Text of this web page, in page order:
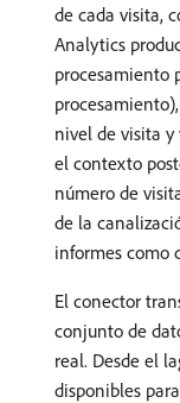
de cada visita,
Analytics
procesamiento
nivel de visita
el contexto
número de
de la
informes como
El conector
conjunto de
real. Desde el
disponibles